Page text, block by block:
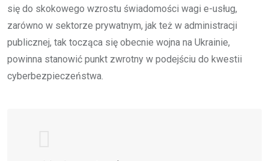
się do skokowego wzrostu świadomości wagi e-usług,
zarówno w sektorze prywatnym, jak też w administracji
publicznej, tak tocząca się obecnie wojna na Ukrainie,
powinna stanowić punkt zwrotny w podejściu do kwestii
cyberbezpieczeństwa.